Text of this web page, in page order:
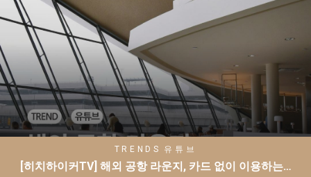
TRENDS 유튜브
[히치하이커TV] 해외 공항 라운지, 카드 없이 이용하는…